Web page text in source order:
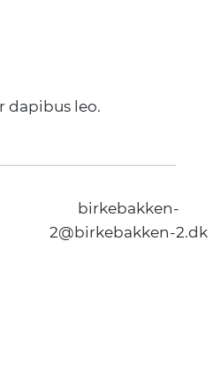
dapibus leo.
birkebakken-
2@birkebakken-2.dk